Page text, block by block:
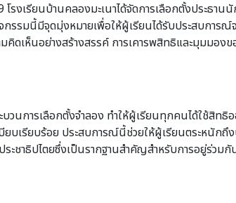
รงเรียนบ้านคลองมะเนาได้จัดการเลือกตั้งประธา
กรรมนี้มีจุดมุ่งหมายเพื่อให้ผู้เรียนได้รับประสบการ
คิดเห็นอย่างสร้างสรรค์ การเคารพสิทธิและมุมมอ
วนการเลือกตั้งจำลอง ทำให้ผู้เรียนทุกคนได้ใช้สิทธิ
บียบเรียบร้อย ประสบการณ์นี้ช่วยให้ผู้เรียนตระหนั
ะชาธิปไตยซึ่งเป็นรากฐานสำคัญสำหรับการอยู่ร่ว